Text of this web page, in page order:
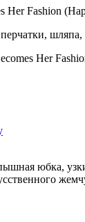
Her Fashion
Her
юбка,